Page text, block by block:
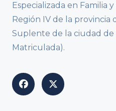
Especializada en Familia
Región IV de la
Suplente de la ciudad de
Matriculada).